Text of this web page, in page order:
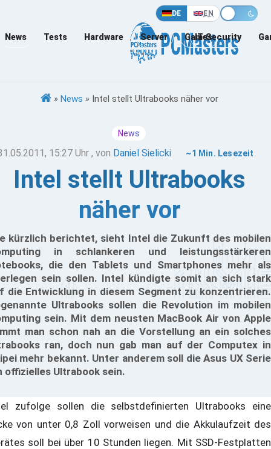
DE EN
News Tests Hardware Server Games
IT-Security
» News » Intel stellt Ultrabooks näher vor
News
15:27 Uhr , von Daniel Sielicki ~1 Min. Lesezeit
Intel stellt Ultrabooks
näher vor
kürzlich berichtet, sieht Intel die Zukunft des mobilen
in schlankeren und leistungsstärkeren
die den Tablets und Smartphones mehr als
sein sollen. Intel kündigte somit an sich stark
die Entwicklung in diesem Segment zu konzentrieren.
Ultrabooks sollen die Revolution im mobilen
sein. Mit dem neusten MacBook Air von Apple
man schon nah an die Vorstellung an ein solches
ran, doch nun gab man auf der Computex in
mehr bekannt. Unter anderem soll die Asus UX Serie
offizielles Ultrabook sein.
zufolge sollen die selbstdefinierten Ultrabooks eine
von unter 0,8 Zoll vorweisen und die Akkulaufzeit des
soll bei über 10 Stunden liegen. Mit SSD-Festplatten